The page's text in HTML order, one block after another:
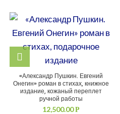
«Александр Пушкин. Евгений
Онегин» роман в стихах, книжное
издание, кожаный переплет
ручной работы
12,500.00Р